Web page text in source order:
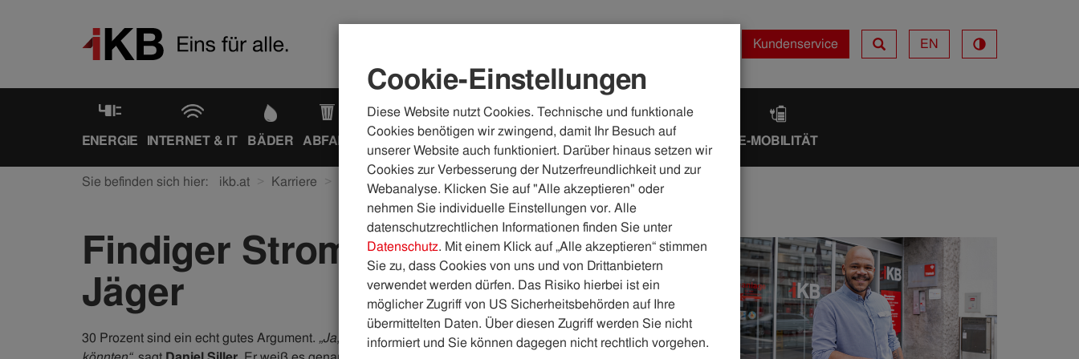
Kundenservice EN
ENERGIE INTERNET & IT BÄDER ABFALL WASSER & ABWASSER KÄLTE & WÄRME PHOTOVOLTAIK E-MOBILITÄT
Sie befinden sich hier: ikb.at Karriere Einblicke Findiger​ Strom-Schnäppchen-Jäger
Findiger​ Strom-Schnäppchen-
Jäger
​30 Prozent sind ein echt gutes Argument. „Ja, viele Leute wissen gar nicht, wie viel Energie sie sparen
Cookie-Einstellungen
Diese Website nutzt Cookies. Technische und funktionale
Cookies benötigen wir zwingend, damit Ihr Besuch auf
unserer Website auch funktioniert. Darüber hinaus setzen wir
Cookies zur Verbesserung der Nutzerfreundlichkeit und zur
Webanalyse. Klicken Sie auf "Alle akzeptieren" oder
nehmen Sie individuelle Einstellungen vor. Alle
datenschutzrechtlichen Informationen finden Sie unter
Datenschutz. Mit einem Klick auf „Alle akzeptieren“ stimmen
Sie zu, dass Cookies von uns und von Drittanbietern
verwendet werden dürfen. Das Risiko hierbei ist ein
möglicher Zugriff von US Sicherheitsbehörden auf Ihre
übermittelten Daten. Über diesen Zugriff werden Sie nicht
informiert und Sie können dagegen nicht rechtlich vorgehen.